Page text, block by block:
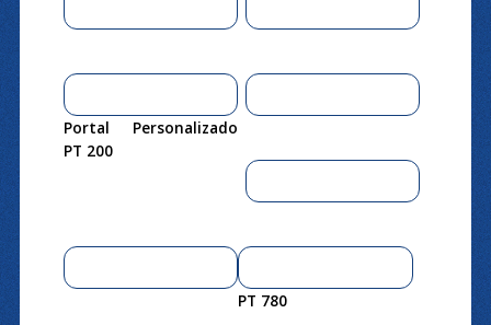
Portal Personalizado
PT 200
PT 780